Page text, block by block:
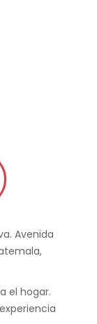
Avenida
el hogar.